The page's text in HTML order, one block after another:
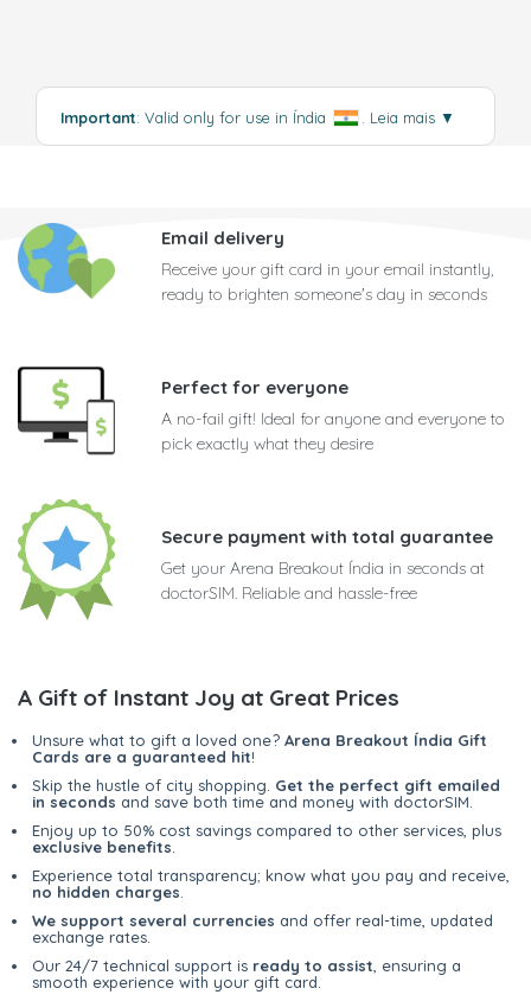
Important: Valid only for use in Índia Leia mais ▼
Email delivery
Receive your gift card in your email instantly,
ready to brighten someone's day in seconds
Perfect for everyone
A no-fail gift! Ideal for anyone and everyone to
pick exactly what they desire
Secure payment with total guarantee
Get your Arena Breakout Índia in seconds at
doctorSIM. Reliable and hassle-free
A Gift of Instant Joy at Great Prices
Unsure what to gift a loved one? Arena Breakout Índia Gift
Cards are a guaranteed hit!
Skip the hustle of city shopping. Get the perfect gift emailed
in seconds and save both time and money with doctorSIM.
Enjoy up to 50% cost savings compared to other services, plus
exclusive benefits
Experience total transparency; know what you pay and receive,
no hidden charges
We support several currencies and offer real-time, updated
exchange rates.
Our 24/7 technical support is ready to assist , ensuring a
smooth experience with your gift card.